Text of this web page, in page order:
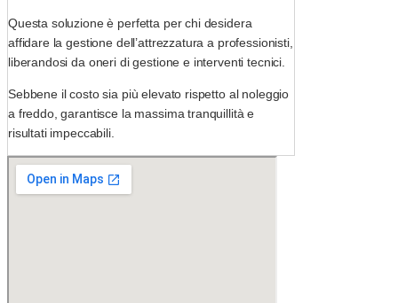
Questa soluzione è perfetta per chi desidera
affidare la gestione dell’attrezzatura a professionisti,
liberandosi da oneri di gestione e interventi tecnici.
Sebbene il costo sia più elevato rispetto al noleggio
a freddo, garantisce la massima tranquillità e
risultati impeccabili.